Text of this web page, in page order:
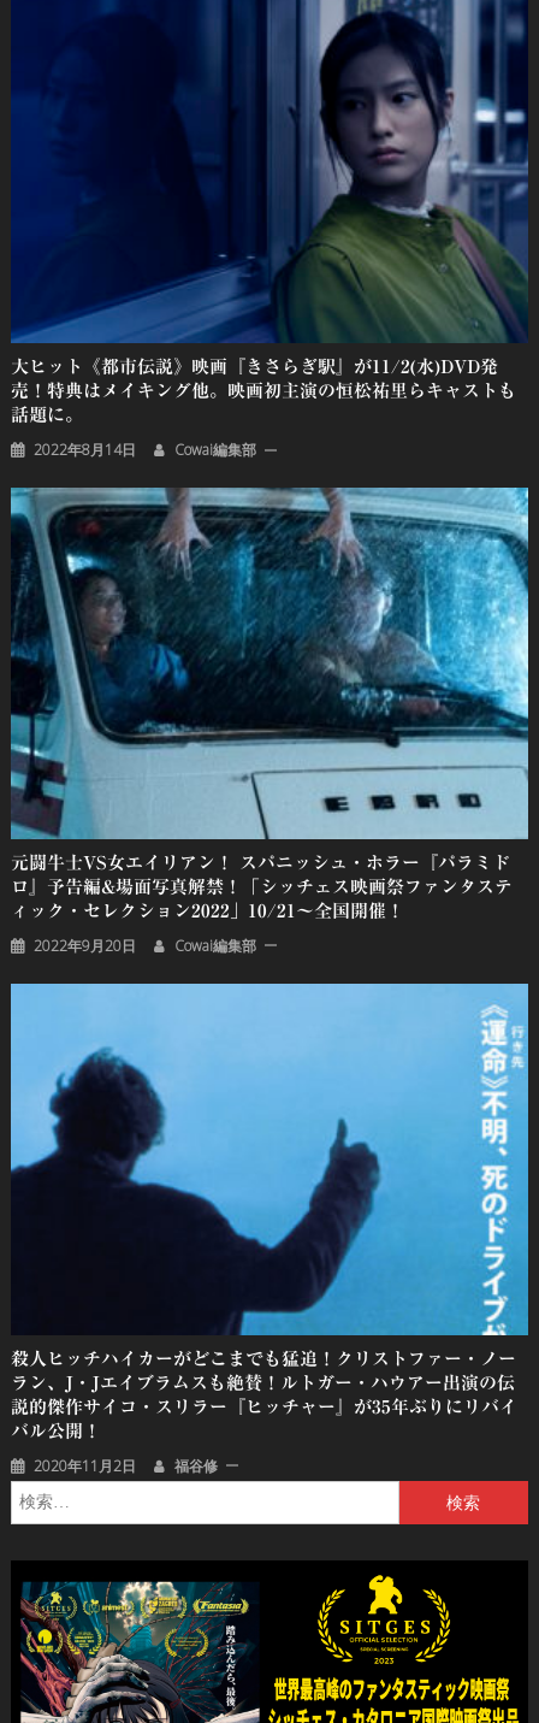
ン
大ヒット《都市伝説》映画『きさらぎ駅』が11/2(水)DVD発
売！特典はメイキング他。映画初主演の恒松祐里らキャストも
話題に。
2022年8月14日 Cowai編集部
元闘牛士VS女エイリアン！ スパニッシュ・ホラー『パラミド
ロ』予告編&場面写真解禁！「シッチェス映画祭ファンタステ
ィック・セレクション2022」10/21～全国開催！
2022年9月20日 Cowai編集部
殺人ヒッチハイカーがどこまでも猛追！クリストファー・ノー
ラン、J・Jエイブラムスも絶賛！ルトガー・ハウアー出演の伝
説的傑作サイコ・スリラー『ヒッチャー』が35年ぶりにリバイ
バル公開！
2020年11月2日 福谷修
索: